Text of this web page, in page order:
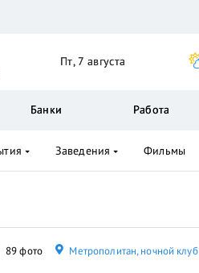
89 фото Метрополитан, ночной клуб
Пт, 7 августа
Банки Работа
Заведения Фильмы